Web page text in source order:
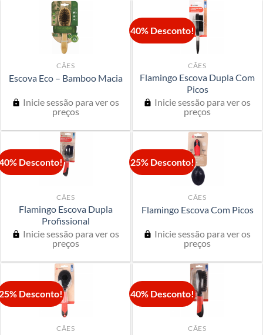
CÃES
Escova Eco – Bamboo Macia
Inicie sessão para ver os
preços
40% Desconto!
CÃES
Flamingo Escova Dupla Com
Picos
Inicie sessão para ver os
preços
Desconto!
CÃES
Flamingo Escova Dupla
Profissional
Inicie sessão para ver os
preços
25% Desconto!
CÃES
Flamingo Escova Com Picos
Inicie sessão para ver os
preços
Desconto!
CÃES
40% Desconto!
CÃES